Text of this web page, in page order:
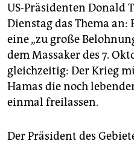
US-Präsidenten Donald
Dienstag das Thema
eine „zu große
dem Massaker des 7.
gleichzeitig: Der Krieg
Hamas die noch
einmal freilassen.
Der Präsident des